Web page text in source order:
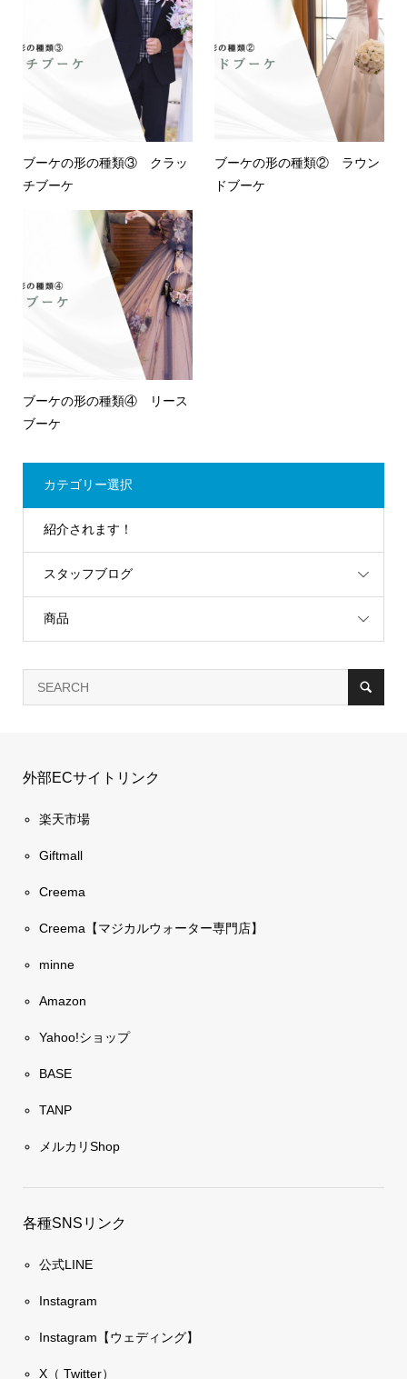
ブーケの形の種類③ クラッ
チブーケ
ブーケの形の種類② ラウン
ドブーケ
ブーケの形の種類④ リース
ブーケ
カテゴリー選択
紹介されます！
スタッフブログ
商品
外部ECサイトリンク
楽天市場
Giftmall
Creema
Creema【マジカルウォーター専門店】
minne
Amazon
Yahoo!ショップ
BASE
TANP
メルカリShop
各種SNSリンク
公式LINE
Instagram
Instagram【ウェディング】
X（ Twitter）